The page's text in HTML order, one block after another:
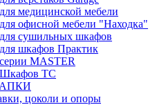
медицинской мебели
офисной мебели "Находка"
сушильных шкафов
шкафов Практик
MASTER
ТС
цоколи и опоры